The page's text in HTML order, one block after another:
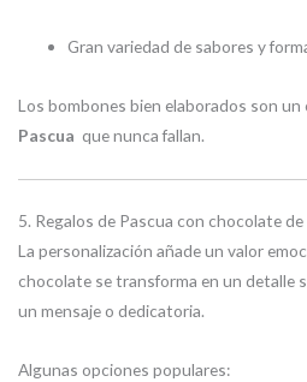
Gran variedad de sabores y
Los bombones bien elaborados son un
Pascua que nunca fallan.
5. Regalos de Pascua con chocolate
La personalización añade un valor
chocolate se transforma en un detalle
un mensaje o dedicatoria.
Algunas opciones populares: